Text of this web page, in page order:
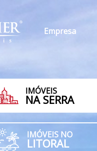
Empresa
IMÓVEIS
NA SERRA
IMÓVEIS NO
LITORAL